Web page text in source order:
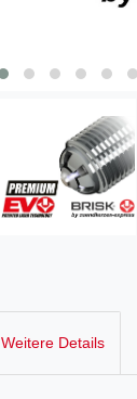
Weitere Details